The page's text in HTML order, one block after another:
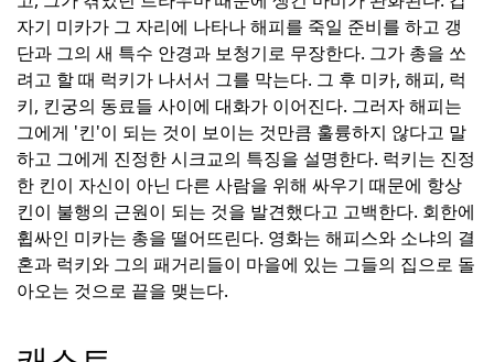
자기 미카가 그 자리에 나타나 해피를 죽일 준비를 하고 갱
단과 그의 새 특수 안경과 보청기로 무장한다. 그가 총을 쏘
려고 할 때 럭키가 나서서 그를 막는다. 그 후 미카, 해피, 럭
키, 킨궁의 동료들 사이에 대화가 이어진다. 그러자 해피는
그에게 '킨'이 되는 것이 보이는 것만큼 훌륭하지 않다고 말
하고 그에게 진정한 시크교의 특징을 설명한다. 럭키는 진정
한 킨이 자신이 아닌 다른 사람을 위해 싸우기 때문에 항상
킨이 불행의 근원이 되는 것을 발견했다고 고백한다. 회한에
휩싸인 미카는 총을 떨어뜨린다. 영화는 해피스와 소냐의 결
혼과 럭키와 그의 패거리들이 마을에 있는 그들의 집으로 돌
아오는 것으로 끝을 맺는다.